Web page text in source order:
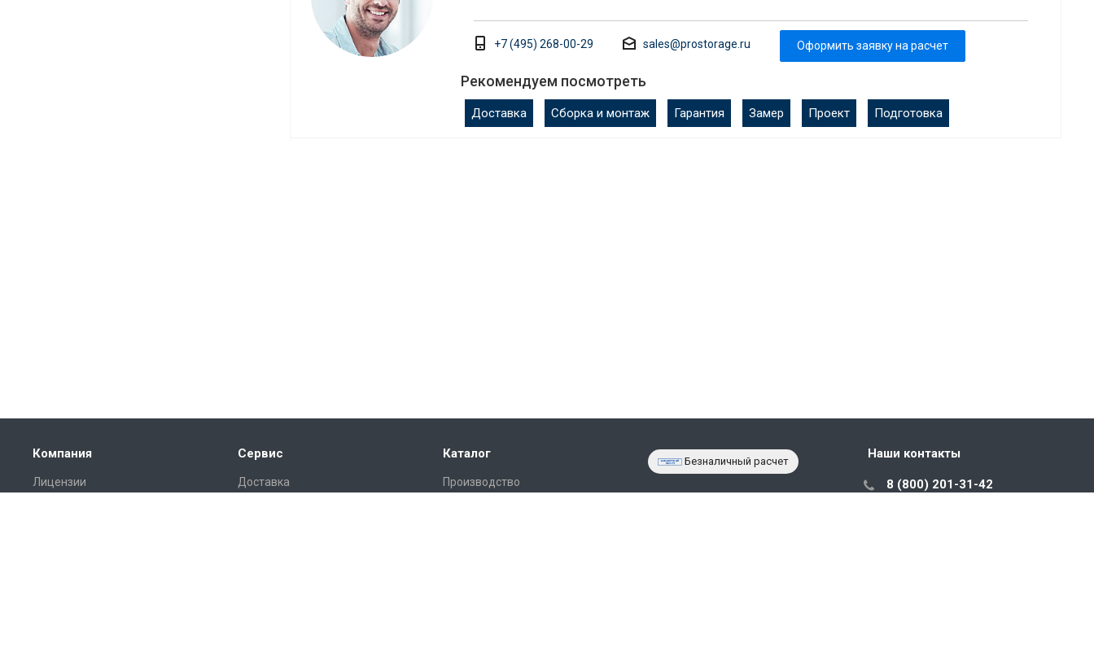
+7 (495) 268-00-29 sales@prostorage.ru Оформить заявку на расчет
Рекомендуем посмотреть
Доставка Сборка и монтаж Гарантия Замер Проект Подготовка
Компания
Лицензии
Сервис
Доставка
Каталог
Производство
Безналичный расчет
Наши контакты
8 (800) 201-31-42